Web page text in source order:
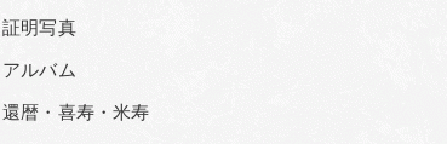
証明写真
アルバム
還暦・喜寿・米寿